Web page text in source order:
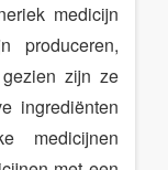
medicijn
produceren,
gezien zijn ze
ingrediënten
medicijnen